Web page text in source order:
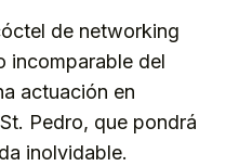
de networking
incomparable del
actuación en
Pedro, que pondrá
inolvidable.